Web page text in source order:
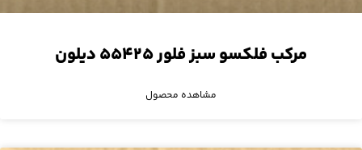
مرکب فلکسو سبز فلور ۵۵۴۲۵ دیلون
مشاهده محصول